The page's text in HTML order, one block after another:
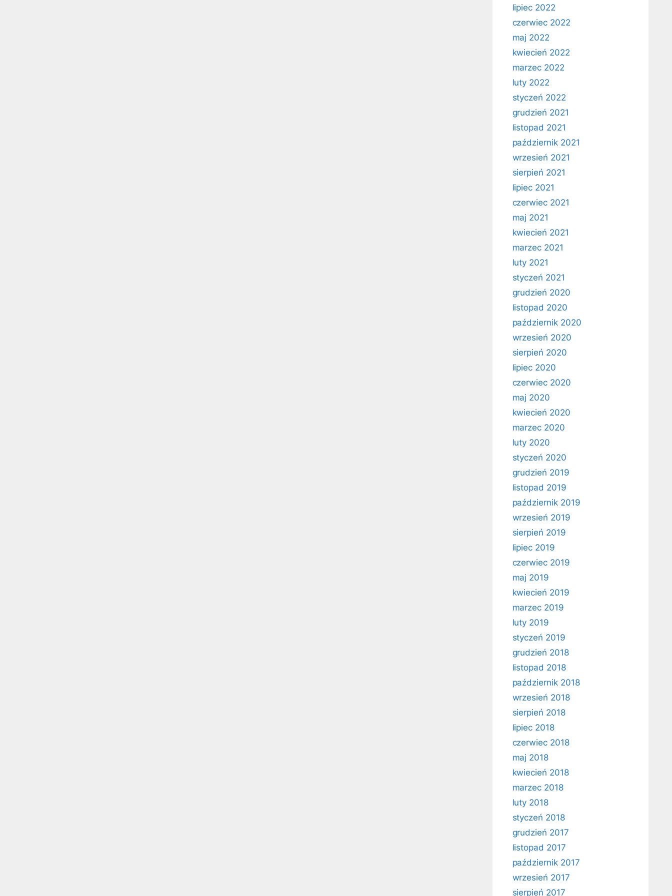
lipiec 2022
czerwiec 2022
maj 2022
kwiecień 2022
marzec 2022
luty 2022
styczeń 2022
grudzień 2021
listopad 2021
październik 2021
wrzesień 2021
sierpień 2021
lipiec 2021
czerwiec 2021
maj 2021
kwiecień 2021
marzec 2021
luty 2021
styczeń 2021
grudzień 2020
listopad 2020
październik 2020
wrzesień 2020
sierpień 2020
lipiec 2020
czerwiec 2020
maj 2020
kwiecień 2020
marzec 2020
luty 2020
styczeń 2020
grudzień 2019
listopad 2019
październik 2019
wrzesień 2019
sierpień 2019
lipiec 2019
czerwiec 2019
maj 2019
kwiecień 2019
marzec 2019
luty 2019
styczeń 2019
grudzień 2018
listopad 2018
październik 2018
wrzesień 2018
sierpień 2018
lipiec 2018
czerwiec 2018
maj 2018
kwiecień 2018
marzec 2018
luty 2018
styczeń 2018
grudzień 2017
listopad 2017
październik 2017
wrzesień 2017
sierpień 2017